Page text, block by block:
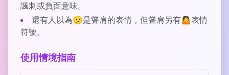
諷刺或負面意味。
還有人以為🫤是聳肩的表情，但聳肩另有🤷表情
符號。
使用情境指南